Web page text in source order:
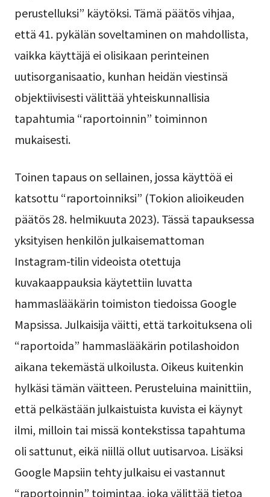
perustelluksi” käytöksi. Tämä päätös vihjaa,
että 41. pykälän soveltaminen on mahdollista,
vaikka käyttäjä ei olisikaan perinteinen
uutisorganisaatio, kunhan heidän viestinsä
objektiivisesti välittää yhteiskunnallisia
tapahtumia “raportoinnin” toiminnon
mukaisesti.
Toinen tapaus on sellainen, jossa käyttöä ei
katsottu “raportoinniksi” (Tokion alioikeuden
päätös 28. helmikuuta 2023). Tässä tapauksessa
yksityisen henkilön julkaisemattoman
Instagram-tilin videoista otettuja
kuvakaappauksia käytettiin luvatta
hammaslääkärin toimiston tiedoissa Google
Mapsissa. Julkaisija väitti, että tarkoituksena oli
“raportoida” hammaslääkärin potilashoidon
aikana tekemästä ulkoilusta. Oikeus kuitenkin
hylkäsi tämän väitteen. Perusteluina mainittiin,
että pelkästään julkaistuista kuvista ei käynyt
ilmi, milloin tai missä kontekstissa tapahtuma
oli sattunut, eikä niillä ollut uutisarvoa. Lisäksi
Google Mapsiin tehty julkaisu ei vastannut
“raportoinnin” toimintaa, joka välittää tietoa